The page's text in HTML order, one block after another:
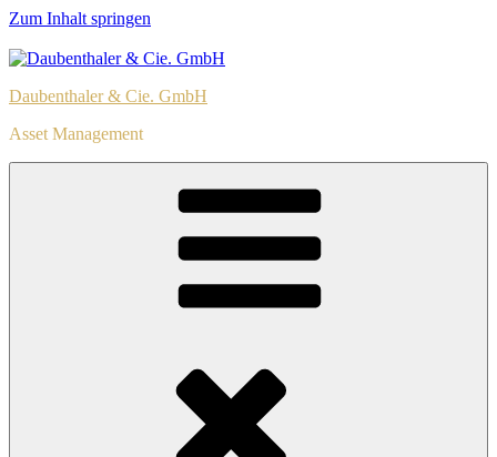
Zum Inhalt springen
Daubenthaler & Cie. GmbH
Asset Management